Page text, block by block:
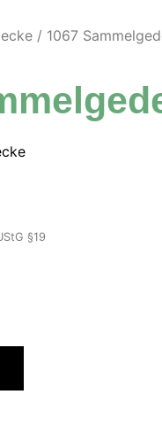
/ 1067
§19